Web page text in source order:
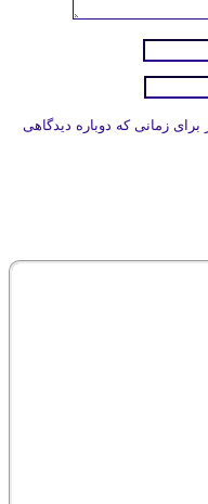
زمانی که دوباره دیدگاهی